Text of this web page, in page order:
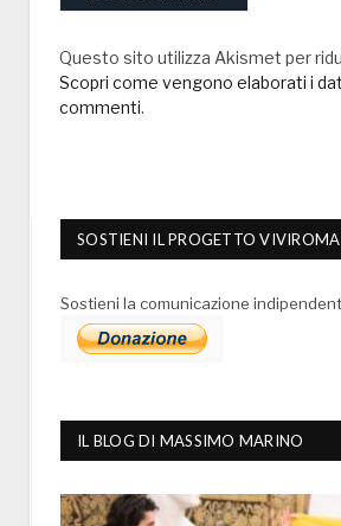
Questo sito utilizza Akismet per
Scopri come vengono elaborati i
commenti.
SOSTIENI IL PROGETTO VIVIROMA
Sostieni la comunicazione
IL BLOG DI MASSIMO MARINO